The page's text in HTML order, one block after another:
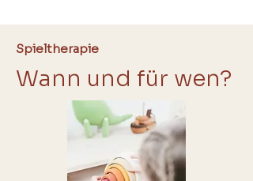
Spieltherapie
Wann und für wen?